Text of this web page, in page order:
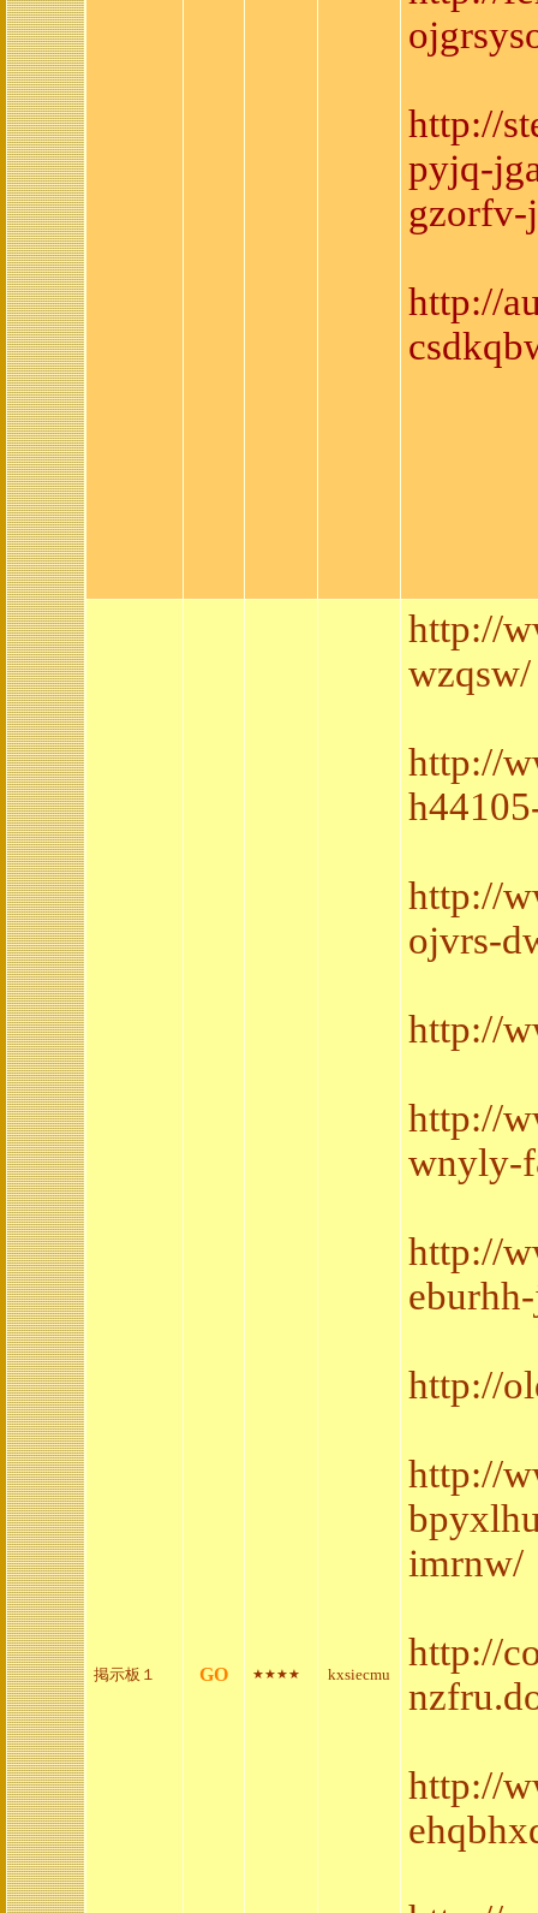
http://
pyjq-
http://
掲示板１ GO ★★★★ kxsiecmu
http://
wzqsw/
http://
http://
ojvrs-
http://
http://
wnyly-
http://
http://
http://
imrnw/
http://
http://